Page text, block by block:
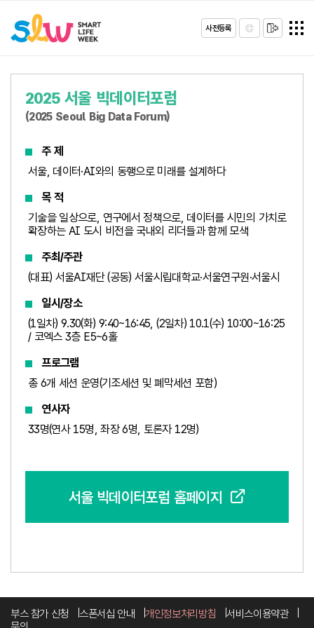
사전등록
2025 서울 빅데이터포럼
(2025 Seoul Big Data Forum)
주 제
서울, 데이터·AI와의 동행으로 미래를 설계하다
목 적
기술을 일상으로, 연구에서 정책으로, 데이터를 시민의 가치로
확장하는 AI 도시 비전을 국내외 리더들과 함께 모색
주최/주관
(대표) 서울AI재단 (공동) 서울시립대학교·서울연구원·서울시
일시/장소
(1일차) 9.30(화) 9:40~16:45, (2일차) 10.1(수) 10:00~16:25
/ 코엑스 3층 E5~6홀
프로그램
총 6개 세션 운영(기조세션 및 폐막세션 포함)
연사자
33명(연사 15명, 좌장 6명, 토론자 12명)
서울 빅데이터포럼 홈페이지
부스 참가 신청 스폰서십 안내 개인정보처리방침
서비스이용약관